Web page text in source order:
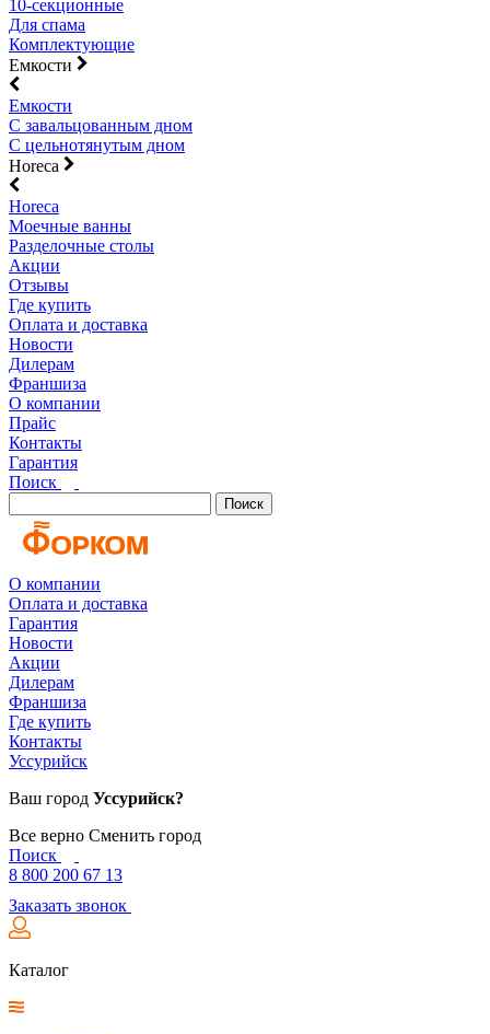
10-секционные
Для спама
Комплектующие
Емкости
Емкости
С завальцованным дном
С цельнотянутым дном
Horeca
Horeca
Моечные ванны
Разделочные столы
Акции
Отзывы
Где купить
Оплата и доставка
Новости
Дилерам
Франшиза
О компании
Прайс
Контакты
Гарантия
Поиск
Поиск
О компании
Оплата и доставка
Гарантия
Новости
Акции
Дилерам
Франшиза
Где купить
Контакты
Уссурийск
Ваш город Уссурийск?
Все верно Сменить город
Поиск
8 800 200 67 13
Заказать звонок
Каталог